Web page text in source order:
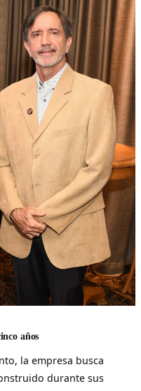
años
la empresa busca
durante sus